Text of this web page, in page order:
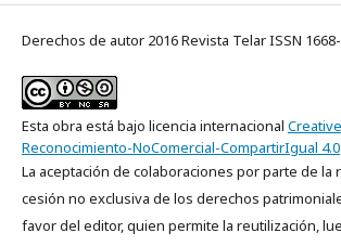
Derechos de autor 2016 Revista Telar ISSN
Esta obra está bajo licencia internacional
Reconocimiento-NoComercial-CompartirIgual 4.0.
La aceptación de colaboraciones por parte de la
cesión no exclusiva de los derechos
favor del editor, quien permite la reutilización,